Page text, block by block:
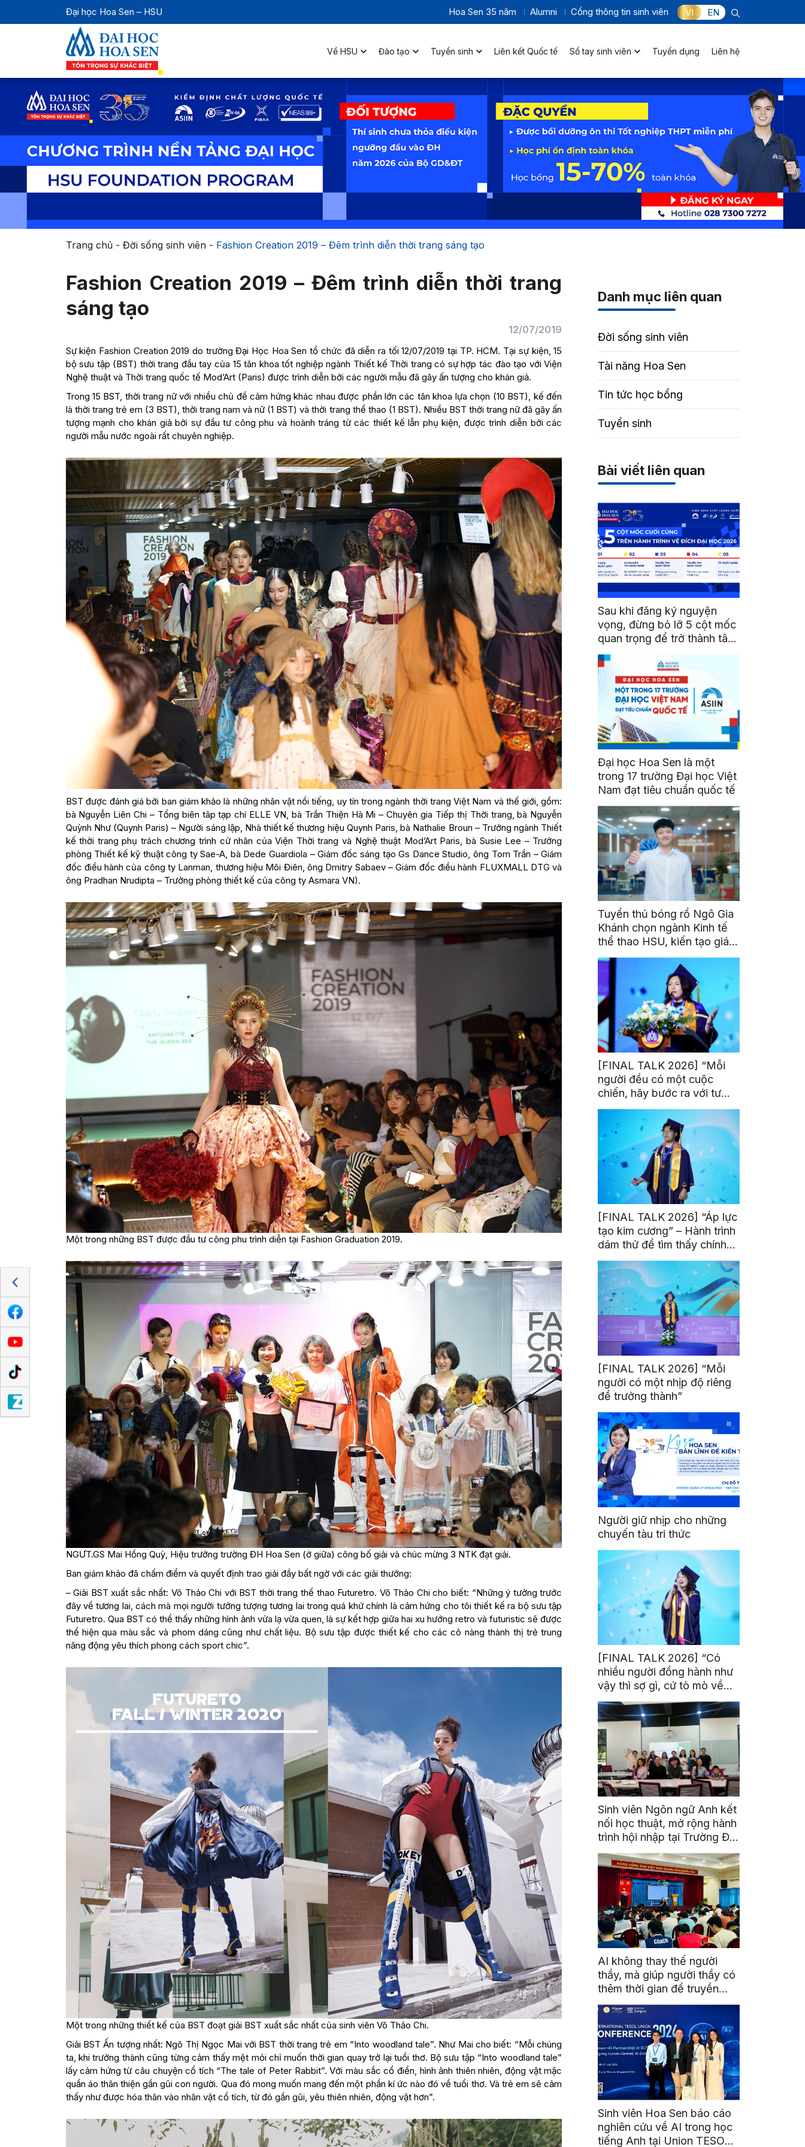
Đại học Hoa Sen – HSU Hoa Sen 35 năm Alumni Cổng thông tin sinh viên VI EN
Về HSU Đào tạo Tuyển sinh Liên kết Quốc tế Sổ tay sinh viên Tuyển dụng Liên hệ
Trang chủ- Đời sống sinh viên- Fashion Creation 2019 – Đêm trình diễn thời trang sáng tạo
Fashion Creation 2019 – Đêm trình diễn thời trang
sáng tạo
12/07/2019
Sự kiện Fashion Creation 2019 do trường Đại Học Hoa Sen tổ chức đã diễn ra tối 12/07/2019 tại TP. HCM. Tại sự kiện, 15
bộ sưu tập (BST) thời trang đầu tay của 15 tân khoa tốt nghiệp ngành Thiết kế Thời trang có sự hợp tác đào tạo với Viện
Nghệ thuật và Thời trang quốc tế Mod’Art (Paris) được trình diễn bởi các người mẫu đã gây ấn tượng cho khán giả.
Trong 15 BST, thời trang nữ với nhiều chủ đề cảm hứng khác nhau được phần lớn các tân khoa lựa chọn (10 BST), kế đến
là thời trang trẻ em (3 BST), thời trang nam và nữ (1 BST) và thời trang thể thao (1 BST). Nhiều BST thời trang nữ đã gây ấn
tượng mạnh cho khán giả bởi sự đầu tư công phu và hoành tráng từ các thiết kế lẫn phụ kiện, được trình diễn bởi các
người mẫu nước ngoài rất chuyên nghiệp.
BST được đánh giá bởi ban giám khảo là những nhân vật nổi tiếng, uy tín trong ngành thời trang Việt Nam và thế giới, gồm:
bà Nguyễn Liên Chi – Tổng biên tâp tạp chí ELLE VN, bà Trần Thiện Hà Mi – Chuyên gia Tiếp thị Thời trang, bà Nguyễn
Quỳnh Như (Quynh Paris) – Người sáng lập, Nhà thiết kế thương hiệu Quynh Paris, bà Nathalie Broun – Trưởng ngành Thiết
kế thời trang phụ trách chương trình cử nhân của Viện Thời trang và Nghệ thuật Mod’Art Paris, bà Susie Lee – Trưởng
phòng Thiết kế kỹ thuật công ty Sae-A, bà Dede Guardiola – Giám đốc sáng tạo Gs Dance Studio, ông Tom Trần – Giám
đốc điều hành của công ty Lanman, thương hiệu Môi Điên, ông Dmitry Sabaev – Giám đốc điều hành FLUXMALL DTG và
ông Pradhan Nrudipta – Trưởng phòng thiết kế của công ty Asmara VN).
Một trong những BST được đầu tư công phu trình diễn tại Fashion Graduation 2019.
NGƯT.GS Mai Hồng Quỳ, Hiệu trưởng trường ĐH Hoa Sen (ở giữa) công bố giải và chúc mừng 3 NTK đạt giải.
Ban giám khảo đã chấm điểm và quyết định trao giải đầy bất ngờ với các giải thưởng:
– Giải BST xuất sắc nhất: Võ Thảo Chi với BST thời trang thể thao Futuretro. Võ Thảo Chi cho biết: “Những ý tưởng trước
đây về tương lai, cách mà mọi người tưởng tượng tương lai trong quá khứ chính là cảm hứng cho tôi thiết kế ra bộ sưu tập
Futuretro. Qua BST có thể thấy những hình ảnh vửa lạ vừa quen, là sự kết hợp giữa hai xu hướng retro và futuristic sẽ được
thể hiện qua màu sắc và phom dáng cũng như chất liệu. Bộ sưu tập được thiết kế cho các cô nàng thành thị trẻ trung
năng động yêu thích phong cách sport chic”.
Một trong những thiết kế của BST đoạt giải BST xuất sắc nhất của sinh viên Võ Thảo Chi.
Giải BST Ấn tượng nhất: Ngô Thị Ngọc Mai với BST thời trang trẻ em “Into woodland tale”. Như Mai cho biết: “Mỗi chúng
ta, khi trưởng thành cũng từng cảm thấy mệt mỏi chỉ muốn thời gian quay trở lại tuổi thơ. Bộ sưu tập “Into woodland tale”
lấy cảm hứng từ câu chuyện cổ tích “The tale of Peter Rabbit”. Với màu sắc cổ điển, hình ảnh thiên nhiên, động vật mặc
quần áo thân thiện gần gũi con người. Qua đó mong muốn mang đến một phần kí ức nào đó về tuổi thơ. Và trẻ em sẽ cảm
thấy như được hóa thân vào nhân vật cổ tích, từ đó gần gũi, yêu thiên nhiên, động vật hơn”.
Danh mục liên quan
Đời sống sinh viên
Tài năng Hoa Sen
Tin tức học bổng
Tuyển sinh
Bài viết liên quan
Sau khi đăng ký nguyện
vọng, đừng bỏ lỡ 5 cột mốc
quan trọng để trở thành tân
sinh viên HSU
Đại học Hoa Sen là một
trong 17 trường Đại học Việt
Nam đạt tiêu chuẩn quốc tế
Tuyển thủ bóng rổ Ngô Gia
Khánh chọn ngành Kinh tế
thể thao HSU, kiến tạo giá
trị từ đam mê thể thao
[FINAL TALK 2026] “Mỗi
người đều có một cuộc
chiến, hãy bước ra với tư
thế của người chiến thắng”
[FINAL TALK 2026] “Áp lực
tạo kim cương” – Hành trình
dám thử để tìm thấy chính
mình
[FINAL TALK 2026] “Mỗi
người có một nhịp độ riêng
để trưởng thành”
Người giữ nhịp cho những
chuyến tàu tri thức
[FINAL TALK 2026] “Có
nhiều người đồng hành như
vậy thì sợ gì, cứ tò mò về
thế giới thôi”
Sinh viên Ngôn ngữ Anh kết
nối học thuật, mở rộng hành
trình hội nhập tại Trường Đại
học Quốc gia Malaysia
AI không thay thế người
thầy, mà giúp người thầy có
thêm thời gian để truyền
cảm hứng
Sinh viên Hoa Sen báo cáo
nghiên cứu về AI trong học
tiếng Anh tại Union TESOL